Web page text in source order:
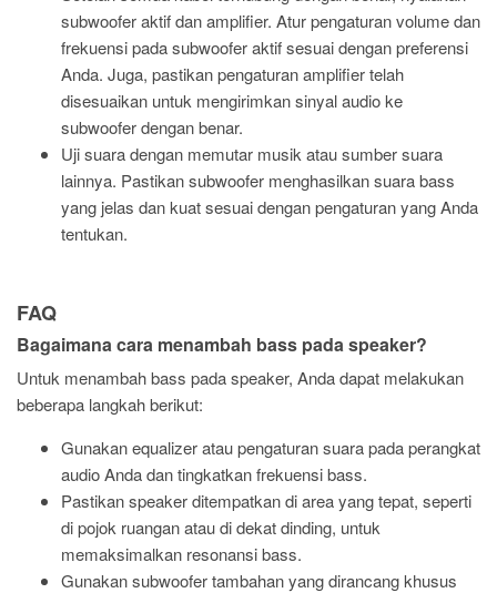
subwoofer aktif dan amplifier. Atur pengaturan volume dan
frekuensi pada subwoofer aktif sesuai dengan preferensi
Anda. Juga, pastikan pengaturan amplifier telah
disesuaikan untuk mengirimkan sinyal audio ke
subwoofer dengan benar.
Uji suara dengan memutar musik atau sumber suara
lainnya. Pastikan subwoofer menghasilkan suara bass
yang jelas dan kuat sesuai dengan pengaturan yang Anda
tentukan.
FAQ
Bagaimana cara menambah bass pada speaker?
Untuk menambah bass pada speaker, Anda dapat melakukan
beberapa langkah berikut:
Gunakan equalizer atau pengaturan suara pada perangkat
audio Anda dan tingkatkan frekuensi bass.
Pastikan speaker ditempatkan di area yang tepat, seperti
di pojok ruangan atau di dekat dinding, untuk
memaksimalkan resonansi bass.
Gunakan subwoofer tambahan yang dirancang khusus